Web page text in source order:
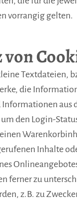
vorrangig gelten.
von
Textdateien,
die
aus
um den Login-
Inhalte
ferner zu
z.B. zu